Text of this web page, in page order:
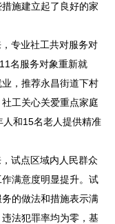
施建立起了良好的家
专业社工共对服务对
名服务对象重新就
，推荐永昌街道下村
工关心关爱重点家庭
和15名老人提供精准
试点区域内人民群众
满意度明显提升。试
的做法和措施表示满
法犯罪率均为零，基